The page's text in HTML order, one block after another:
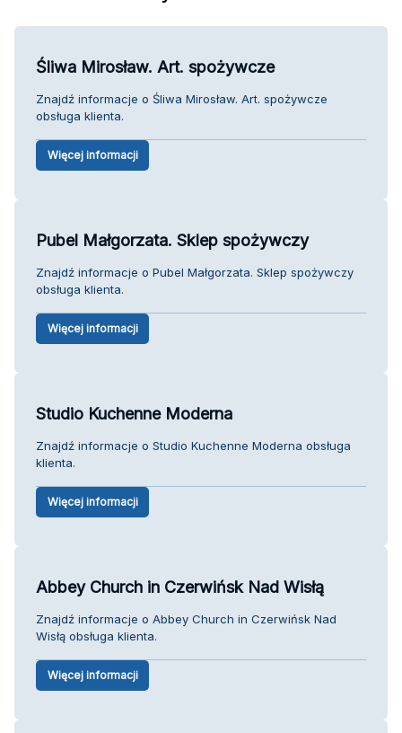
Śliwa Mirosław. Art. spożywcze
Znajdź informacje o Śliwa Mirosław. Art. spożywcze
obsługa klienta.
Więcej informacji
Pubel Małgorzata. Sklep spożywczy
Znajdź informacje o Pubel Małgorzata. Sklep spożywczy
obsługa klienta.
Więcej informacji
Studio Kuchenne Moderna
Znajdź informacje o Studio Kuchenne Moderna obsługa
klienta.
Więcej informacji
Abbey Church in Czerwińsk Nad Wisłą
Znajdź informacje o Abbey Church in Czerwińsk Nad
Wisłą obsługa klienta.
Więcej informacji